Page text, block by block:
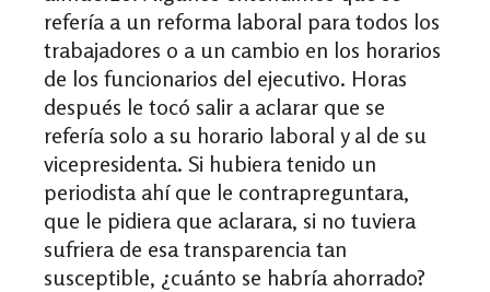
refería a un reforma laboral para todos los
trabajadores o a un cambio en los horarios
de los funcionarios del ejecutivo. Horas
después le tocó salir a aclarar que se
refería solo a su horario laboral y al de su
vicepresidenta. Si hubiera tenido un
periodista ahí que le contrapreguntara,
que le pidiera que aclarara, si no tuviera
sufriera de esa transparencia tan
susceptible, ¿cuánto se habría ahorrado?